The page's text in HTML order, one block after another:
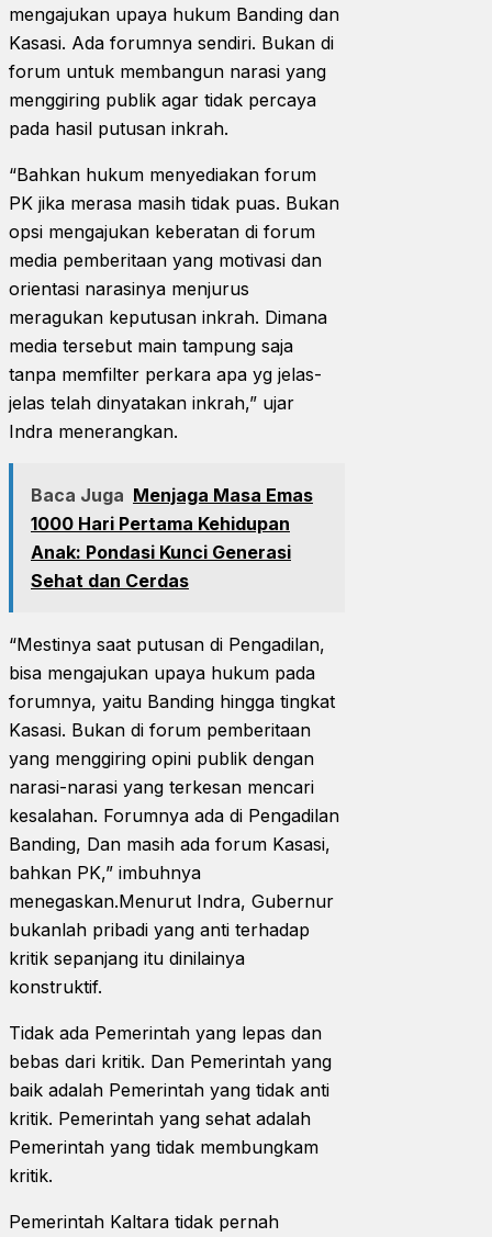
mengajukan upaya hukum Banding dan
Kasasi. Ada forumnya sendiri. Bukan di
forum untuk membangun narasi yang
menggiring publik agar tidak percaya
pada hasil putusan inkrah.
“Bahkan hukum menyediakan forum
PK jika merasa masih tidak puas. Bukan
opsi mengajukan keberatan di forum
media pemberitaan yang motivasi dan
orientasi narasinya menjurus
meragukan keputusan inkrah. Dimana
media tersebut main tampung saja
tanpa memfilter perkara apa yg jelas-
jelas telah dinyatakan inkrah,” ujar
Indra menerangkan.
Baca Juga Menjaga Masa Emas
1000 Hari Pertama Kehidupan
Anak: Pondasi Kunci Generasi
Sehat dan Cerdas
“Mestinya saat putusan di Pengadilan,
bisa mengajukan upaya hukum pada
forumnya, yaitu Banding hingga tingkat
Kasasi. Bukan di forum pemberitaan
yang menggiring opini publik dengan
narasi-narasi yang terkesan mencari
kesalahan. Forumnya ada di Pengadilan
Banding, Dan masih ada forum Kasasi,
bahkan PK,” imbuhnya
menegaskan.Menurut Indra, Gubernur
bukanlah pribadi yang anti terhadap
kritik sepanjang itu dinilainya
konstruktif.
Tidak ada Pemerintah yang lepas dan
bebas dari kritik. Dan Pemerintah yang
baik adalah Pemerintah yang tidak anti
kritik. Pemerintah yang sehat adalah
Pemerintah yang tidak membungkam
kritik.
Pemerintah Kaltara tidak pernah